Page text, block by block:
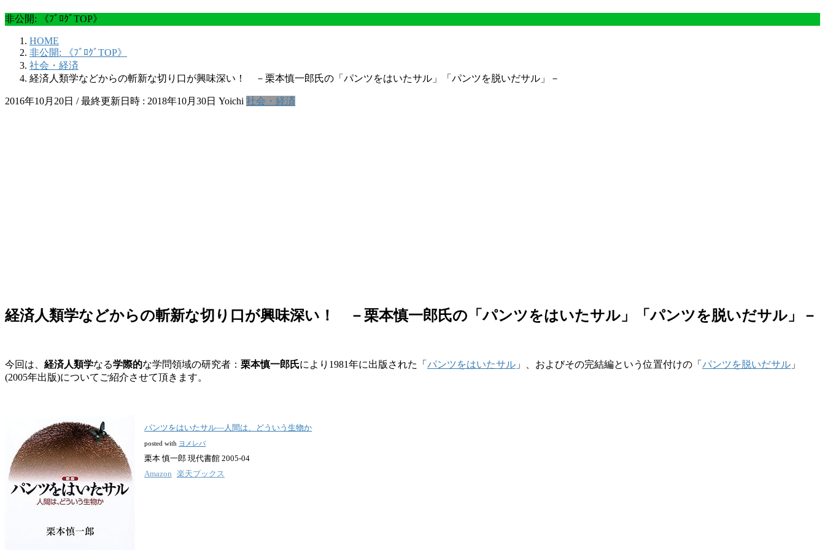
非公開: 《ﾌﾞﾛｸﾞTOP》
HOME
非公開: 《ﾌﾞﾛｸﾞTOP》
社会・経済
経済人類学などからの斬新な切り口が興味深い！ －栗本慎一郎氏の「パンツをはいたサル」「パンツを脱いだサル」－
2016年10月20日 / 最終更新日時 : 2018年10月30日 Yoichi 社会・経済
経済人類学などからの斬新な切り口が興味深い！ －栗本慎一郎氏の「パンツをはいたサル」「パンツを脱いだサル」－
今回は、 経済人類学なる学際的な学問領域の研究者： 栗本慎一郎氏により1981年に出版された「 パンツをはいたサル 」、およびその完結編という位置付けの「 パンツを脱いだサル 」
(2005年出版)についてご紹介させて頂きます。
パンツをはいたサル―人間は、どういう生物か
posted with ヨメレバ
栗本 慎一郎 現代書館 2005-04
Amazon 楽天ブックス